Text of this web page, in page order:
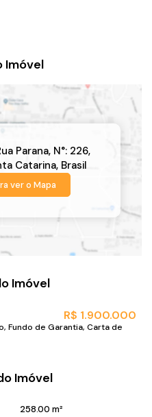
pagamento, mediante
conforto, praticidade e
das cidades que mais
ou agendar uma
a confirmação.
de semana e feriados com
Imóvel
Parana, N°:226,
Catarina, Brasil
ver o Mapa
Imóvel
R$ 1.900.000
Fundo de Garantia, Carta de
Imóvel
258.00 m²